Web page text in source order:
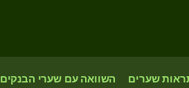
שערים השוואה עם שערי הבנקים